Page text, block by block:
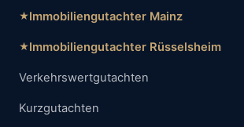
Immobiliengutachter Mainz
Immobiliengutachter Rüsselsheim
Verkehrswertgutachten
Kurzgutachten